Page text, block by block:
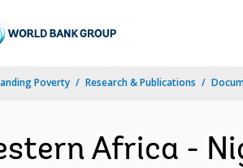
Poverty Research & Publications
Africa -